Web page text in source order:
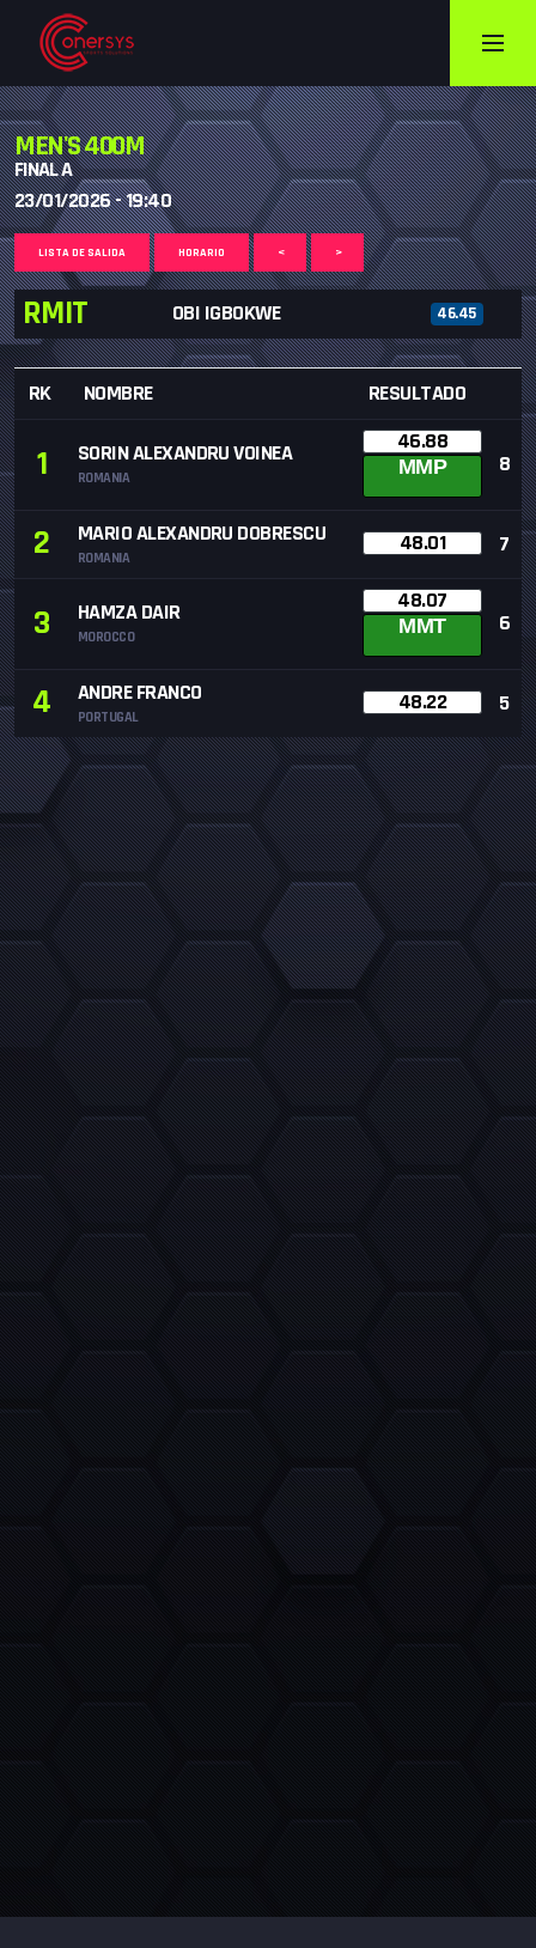
MEN'S 400M
FINAL A
23/01/2026 - 19:40
LISTA DE SALIDA HORARIO < >
RMIT OBI IGBOKWE 46.45
RK NOMBRE RESULTADO
1 SORIN ALEXANDRU VOINEA
ROMANIA
46.88
MMP 8
2 MARIO ALEXANDRU DOBRESCU
ROMANIA
48.01 7
3 HAMZA DAIR
MOROCCO
48.07
MMT 6
4 ANDRE FRANCO
PORTUGAL
48.22 5